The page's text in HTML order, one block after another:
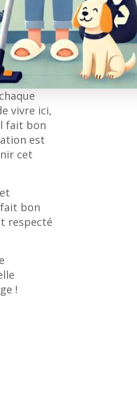
vivre ici,
fait bon
est
cet
bon
respecté
!